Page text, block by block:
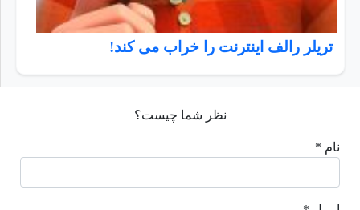
تریلر رالف اینترنت را خراب می کند!
نظر شما چیست؟
نام *